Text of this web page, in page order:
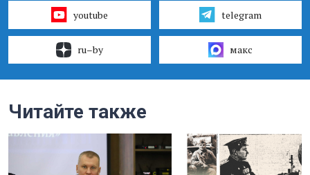
youtube telegram
ru–by макс
Читайте также